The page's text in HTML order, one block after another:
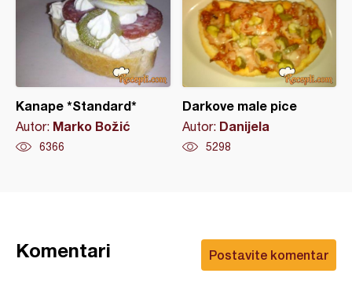
Kanape *Standard*
Autor: Marko Božić
6366
Darkove male pice
Autor: Danijela
5298
Postavite komentar
Komentari